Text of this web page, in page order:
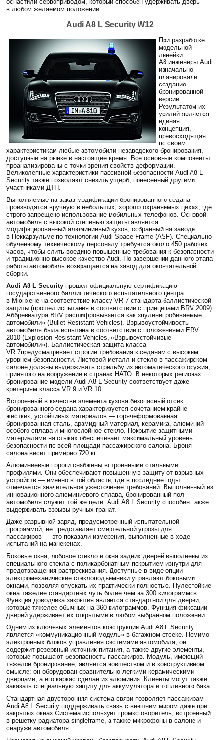
оснастили сервоприводом, который способен удерживать дверь
в любом желаемом положении.
Audi A8 L Security W12
При разработке
модельной
линейки
A8 инженеры Audi
изначально
планировали
создание
бронированной
версии.
Результатом их
усилий является
единая
концепция,
превосходящая
по своим
характеристикам любые автомобили незаводского бронирования,
доступные на рынке в настоящее время. Все основные компоненты
проанализированы с точки зрения свойств деформации.
Великолепные характеристики пассивной безопасности Audi A8 L
Security также позволяют снизить ущерб, понесенный другими
участниками ДТП.
Выполняемые на заказ модификации бронированного седана
производятся вручную в небольших, хорошо охраняемых цехах, где
строго запрещено использование мобильных телефонов. Основой
автомобиля с высокой степенью защиты является
модифицированный алюминиевый кузов, собранный на заводе
в Неккарзульме по технологии Audi Space Frame (ASF). Специально
обученному техническому персоналу требуется около 450 рабочих
часов, чтобы слить воедино повышенные требования к безопасности
и традиционно высокое качество Audi. По завершении данного этапа
работы автомобиль возвращается на завод для окончательной
сборки.
Audi A8 L Security прошел официальную сертификацию
государственного баллистического испытательного центра
в Мюнхене на соответствие классу VR 7 стандарта баллистической
защиты (прошел испытания в соответствии с принципами BRV 2009).
Аббревиатура BRV расшифровывается как «пуленепробиваемые
автомобили» (Bullet Resistant Vehicles). Взрывоустойчивость
автомобиля была испытана в соответствии с положениями ERV
2010 (Explosion Resistant Vehicles, «Взрывоустойчивые
автомобили»). Баллистическая защита класса
VR 7предусматривает строгие требования к седанам с высоким
уровнем безопасности. Листовой металл и стекло в пассажирском
салоне должны выдерживать стрельбу из автоматического оружия,
принятого на вооружение в странах НАТО. В некоторых регионах
бронирование модели Audi A8 L Security соответствует даже
критериям класса VR 9 и VR 10.
Встроенный в качестве элемента кузова безопасный отсек
бронированного седана характеризуется сочетанием крайне
жестких, устойчивых материалов — горячеформованная
бронированная сталь, арамидный материал, керамика, алюминий
особого сплава и многослойное стекло. Покрытие защитными
материалами на стыках обеспечивает максимальный уровень
безопасности по всей площади пассажирского салона. Броня
салона весит примерно 720 кг.
Алюминиевые пороги снабжены встроенными стальными
профилями. Они обеспечивают повышенную защиту от взрывных
устройств — именно в той области, где в последние годы
отмечается значительное ужесточение требований. Выполненный из
инновационного алюминиевого сплава, бронированный пол
автомобиля служит той же цели. Audi A8 L Security способен также
выдерживать взрывы ручных гранат.
Даже разрывной заряд, предусмотренный испытательной
программой, не представляет смертельной угрозы для
пассажиров — это показали измерения, выполненные в ходе
испытаний на манекенах.
Боковые окна, лобовое стекло и окна задних дверей выполнены из
специального стекла с поликарбонатным покрытием изнутри для
предотвращения растрескивания. Доступные в виде опции
электромеханические стеклоподъемники управляют боковыми
окнами, позволяя опускать их практически полностью. Пулестойкие
окна тяжелее стандартных чуть более чем на 300 килограммов.
Функция доводчика закрытия является стандартной для дверей,
которые тяжелее обычных на 360 килограммов. Функция фиксации
дверей удерживает их открытыми в любом выбранном положении.
Одним из ключевых элементов конструкции Audi A8 L Security
является «коммуникационный модуль» в багажном отсеке. Помимо
электронных блоков управления системами автомобиля, он
содержит резервный источник питания, а также другие элементы,
которые повышают безопасность пассажиров. Модуль, имеющий
тяжелое бронирование, является новшеством и в конструктивном
смысле: он оборудован сравнительно легкими керамическими
дверцами, а его каркас сделан из алюминия. Клиенты могут также
заказать специальную защиту для аккумулятора и топливного бака.
Стандартная двусторонняя система связи позволяет пассажирам
Audi A8 L Security поддерживать связь с внешним миром даже при
закрытых окнах.Система использует громкоговоритель, встроенный
в решетку радиатора singleframe, а также микрофоны в салоне и
снаружи автомобиля.